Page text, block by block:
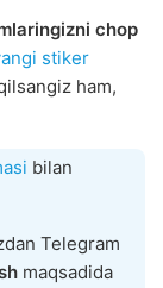
chop
stiker
ham,
bilan
Telegram
maqsadida